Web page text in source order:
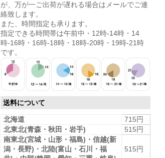
が、万が一ご出荷が遅れる場合はメールでご連
絡致します。
また、時間指定も承ります。
指定できる時間帯は午前中・12時-14時・14
時-16時・16時-18時・18時-20時・19時-21時
です。
送料について
北海道
715円
北東北(青森・秋田・岩手)
515円
南東北(宮城・山形・福島)・信越(新
潟・長野)・北陸(富山・石川・福
515円